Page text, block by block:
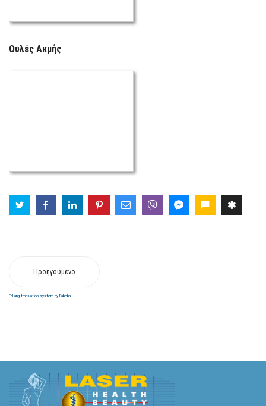
Ουλές Ακμής
Προηγούμενο
FaLang translation system by Faboba